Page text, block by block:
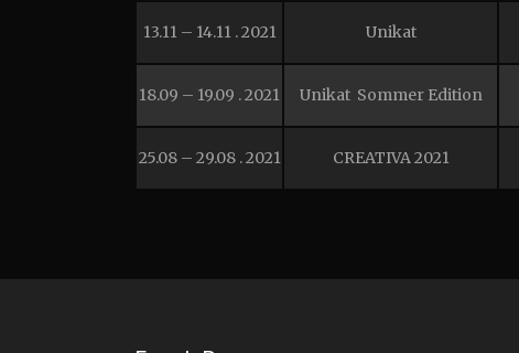
13.11 – 14.11 . 2021 Unikat
18.09 – 19.09 . 2021 Unikat Sommer Edition
25.08 – 29.08 . 2021 CREATIVA 2021